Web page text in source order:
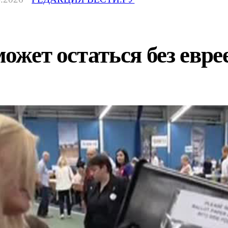
остаться без